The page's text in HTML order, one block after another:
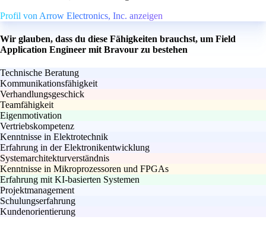
Profil von Arrow Electronics, Inc. anzeigen
Wir glauben, dass du diese Fähigkeiten brauchst, um Field
Application Engineer mit Bravour zu bestehen
Technische Beratung
Kommunikationsfähigkeit
Verhandlungsgeschick
Teamfähigkeit
Eigenmotivation
Vertriebskompetenz
Kenntnisse in Elektrotechnik
Erfahrung in der Elektronikentwicklung
Systemarchitekturverständnis
Kenntnisse in Mikroprozessoren und FPGAs
Erfahrung mit KI-basierten Systemen
Projektmanagement
Schulungserfahrung
Kundenorientierung